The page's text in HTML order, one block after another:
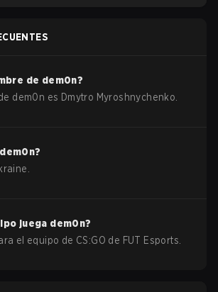
de dem0n?
dem0n es Dmytro Myroshnychenko
dem0n?
juega dem0n?
el equipo de CS:GO de FUT Esports